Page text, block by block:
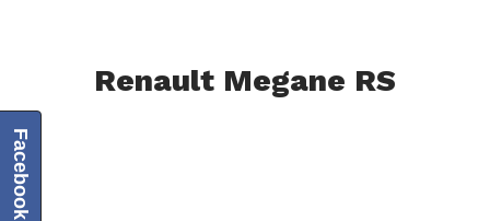
Renault Megane RS
Facebook